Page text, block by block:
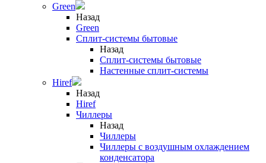
Green
Назад
Green
Сплит-системы бытовые
Назад
Сплит-системы бытовые
Настенные сплит-системы
Hiref
Назад
Hiref
Чиллеры
Назад
Чиллеры
Чиллеры с воздушным охлаждением
конденсатора